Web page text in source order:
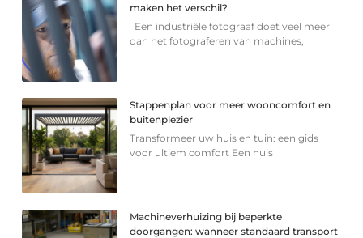
maken het verschil?
Een industriële fotograaf doet veel meer
dan het fotograferen van machines,
Stappenplan voor meer wooncomfort en
buitenplezier
Transformeer uw huis en tuin: een gids
voor ultiem comfort Een huis
Machineverhuizing bij beperkte
doorgangen: wanneer standaard transport